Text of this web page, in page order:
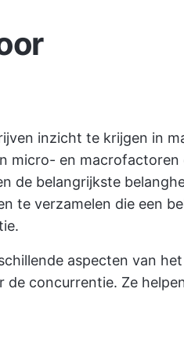
inzicht te krijgen in
micro- en macrofactoren
de belangrijkste
te verzamelen die een
aspecten van het
concurrentie. Ze